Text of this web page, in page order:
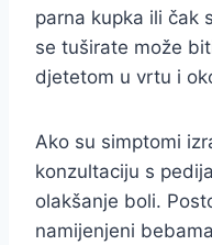
parna kupka ili čak
se tuširate može
djetetom u vrtu i
Ako su simptomi
konzultaciju s
olakšanje boli.
namijenjeni